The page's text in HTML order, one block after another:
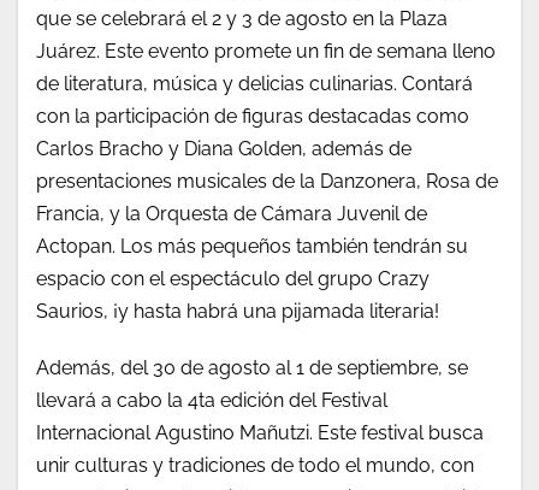
que se celebrará el 2 y 3 de agosto en la Plaza
Juárez. Este evento promete un fin de semana lleno
de literatura, música y delicias culinarias. Contará
con la participación de figuras destacadas como
Carlos Bracho y Diana Golden, además de
presentaciones musicales de la Danzonera, Rosa de
Francia, y la Orquesta de Cámara Juvenil de
Actopan. Los más pequeños también tendrán su
espacio con el espectáculo del grupo Crazy
Saurios, ¡y hasta habrá una pijamada literaria!
Además, del 30 de agosto al 1 de septiembre, se
llevará a cabo la 4ta edición del Festival
Internacional Agustino Mañutzi. Este festival busca
unir culturas y tradiciones de todo el mundo, con